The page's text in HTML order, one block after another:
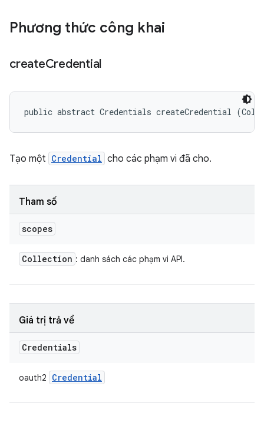
Phương thức công khai
createCredential
public abstract Credentials createCredential
Tạo một Credential cho các phạm vi đã cho.
Tham số
scopes
Collection : danh sách các phạm vi API.
Giá trị trả về
Credentials
oauth2 Credential